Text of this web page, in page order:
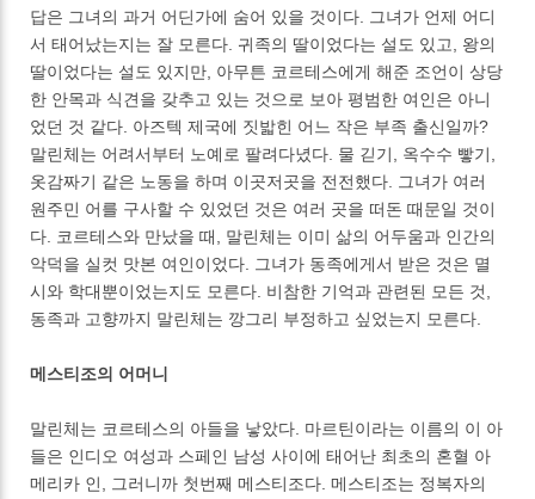
답은 그녀의 과거 어딘가에 숨어 있을 것이다. 그녀가 언제 어디
서 태어났는지는 잘 모른다. 귀족의 딸이었다는 설도 있고, 왕의
딸이었다는 설도 있지만, 아무튼 코르테스에게 해준 조언이 상당
한 안목과 식견을 갖추고 있는 것으로 보아 평범한 여인은 아니
었던 것 같다. 아즈텍 제국에 짓밟힌 어느 작은 부족 출신일까?
말린체는 어려서부터 노예로 팔려다녔다. 물 긷기, 옥수수 빻기,
옷감짜기 같은 노동을 하며 이곳저곳을 전전했다. 그녀가 여러
원주민 어를 구사할 수 있었던 것은 여러 곳을 떠돈 때문일 것이
다. 코르테스와 만났을 때, 말린체는 이미 삶의 어두움과 인간의
악덕을 실컷 맛본 여인이었다. 그녀가 동족에게서 받은 것은 멸
시와 학대뿐이었는지도 모른다. 비참한 기억과 관련된 모든 것,
동족과 고향까지 말린체는 깡그리 부정하고 싶었는지 모른다.
메스티조의 어머니
말린체는 코르테스의 아들을 낳았다. 마르틴이라는 이름의 이 아
들은 인디오 여성과 스페인 남성 사이에 태어난 최초의 혼혈 아
메리카 인, 그러니까 첫번째 메스티조다. 메스티조는 정복자의